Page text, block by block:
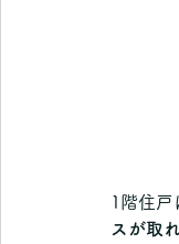
1階住戸
スが取